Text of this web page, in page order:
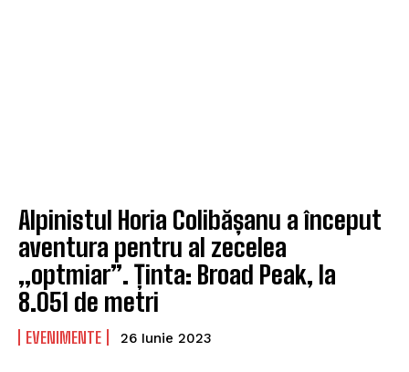
Alpinistul Horia Colibășanu a început
aventura pentru al zecelea
„optmiar”. Ținta: Broad Peak, la
8.051 de metri
EVENIMENTE 26 Iunie 2023